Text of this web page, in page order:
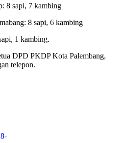
8 sapi, 7 kambing
8 sapi, 6 kambing
1 kambing.
DPD PKDP Kota Palembang,
telepon.